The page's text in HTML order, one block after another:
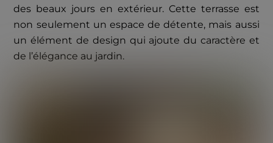
des beaux jours en extérieur. Cette terrasse est
non seulement un espace de détente, mais aussi
un élément de design qui ajoute du caractère et
de l’élégance au jardin.